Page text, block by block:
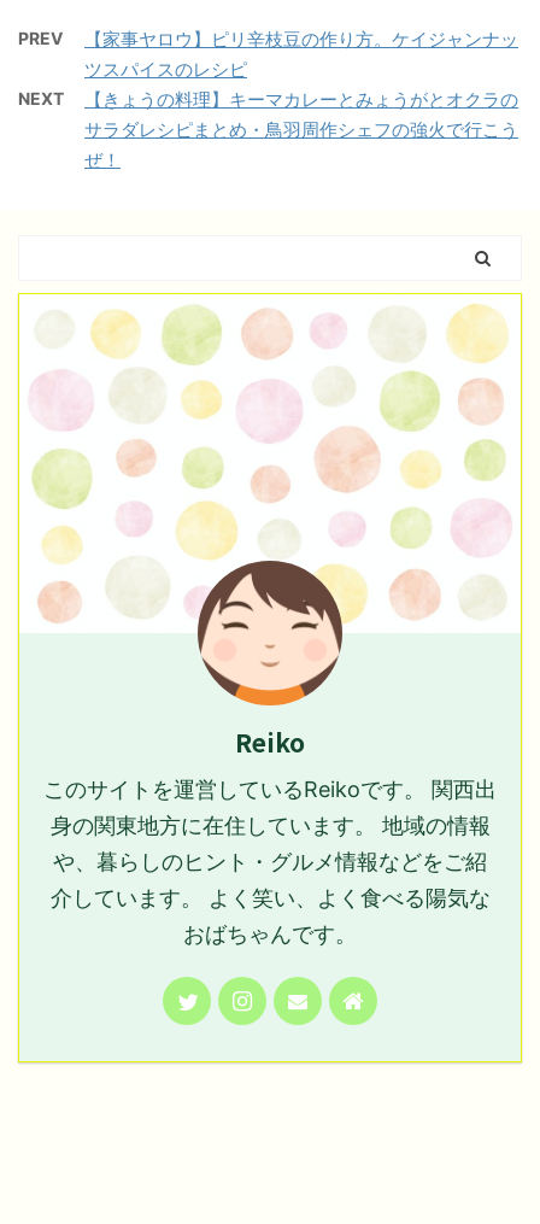
PREV
【家事ヤロウ】ピリ辛枝豆の作り方。ケイジャンナッ
ツスパイスのレシピ
NEXT
【きょうの料理】キーマカレーとみょうがとオクラの
サラダレシピまとめ・鳥羽周作シェフの強火で行こう
ぜ！
Reiko
このサイトを運営しているReikoです。 関西出
身の関東地方に在住しています。 地域の情報
や、暮らしのヒント・グルメ情報などをご紹
介しています。 よく笑い、よく食べる陽気な
おばちゃんです。